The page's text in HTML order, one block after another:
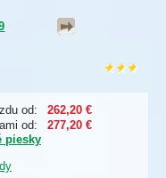
od:
262,20 €
od:
277,20 €
piesky